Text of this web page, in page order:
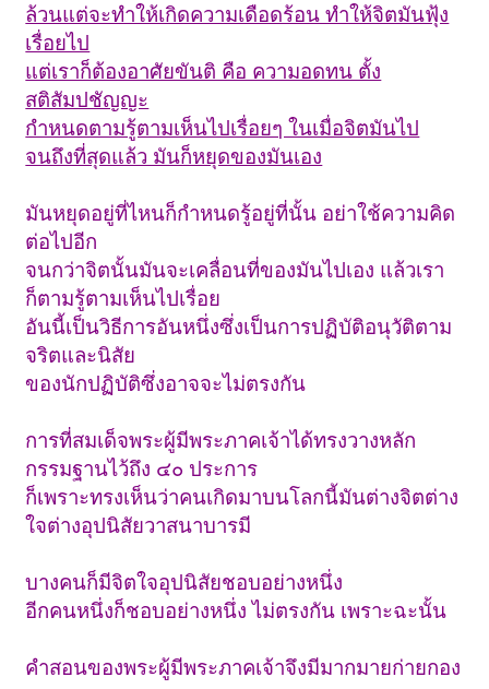
ล้วนแต่จะทำให้เกิดความเดือดร้อน ทำให้จิตมันฟุ้ง
เรื่อยไป
แต่เราก็ต้องอาศัยขันติ คือ ความอดทน ตั้ง
สติสัมปชัญญะ
กำหนดตามรู้ตามเห็นไปเรื่อยๆ ในเมื่อจิตมันไป
จนถึงที่สุดแล้ว มันก็หยุดของมันเอง
มันหยุดอยู่ที่ไหนก็กำหนดรู้อยู่ที่นั้น อย่าใช้ความคิด
ต่อไปอีก
จนกว่าจิตนั้นมันจะเคลื่อนที่ของมันไปเอง แล้วเรา
ก็ตามรู้ตามเห็นไปเรื่อย
อันนี้เป็นวิธีการอันหนึ่งซึ่งเป็นการปฏิบัติอนุวัติตาม
จริตและนิสัย
ของนักปฏิบัติซึ่งอาจจะไม่ตรงกัน
การที่สมเด็จพระผู้มีพระภาคเจ้าได้ทรงวางหลัก
กรรมฐานไว้ถึง ๔๐ ประการ
ก็เพราะทรงเห็นว่าคนเกิดมาบนโลกนี้มันต่างจิตต่าง
ใจต่างอุปนิสัยวาสนาบารมี
บางคนก็มีจิตใจอุปนิสัยชอบอย่างหนึ่ง
อีกคนหนึ่งก็ชอบอย่างหนึ่ง ไม่ตรงกัน เพราะฉะนั้น
คำสอนของพระผู้มีพระภาคเจ้าจึงมีมากมายก่ายกอง